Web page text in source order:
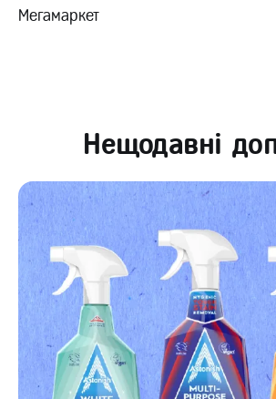
Мегамаркет
Нещодавні